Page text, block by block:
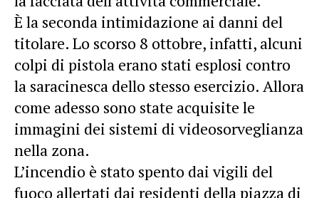
È la seconda intimidazione ai danni del
titolare. Lo scorso 8 ottobre, infatti, alcuni
colpi di pistola erano stati esplosi contro
la saracinesca dello stesso esercizio. Allora
come adesso sono state acquisite le
immagini dei sistemi di videosorveglianza
nella zona.
L’incendio è stato spento dai vigili del
fuoco allertati dai residenti della piazza di